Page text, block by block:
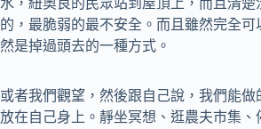
的，最脆弱的最不安全。而且雖然完全可
然是掉過頭去的一種方式。
或者我們觀望，然後跟自己說，我們能做
放在自己身上。靜坐冥想、逛農夫市集、